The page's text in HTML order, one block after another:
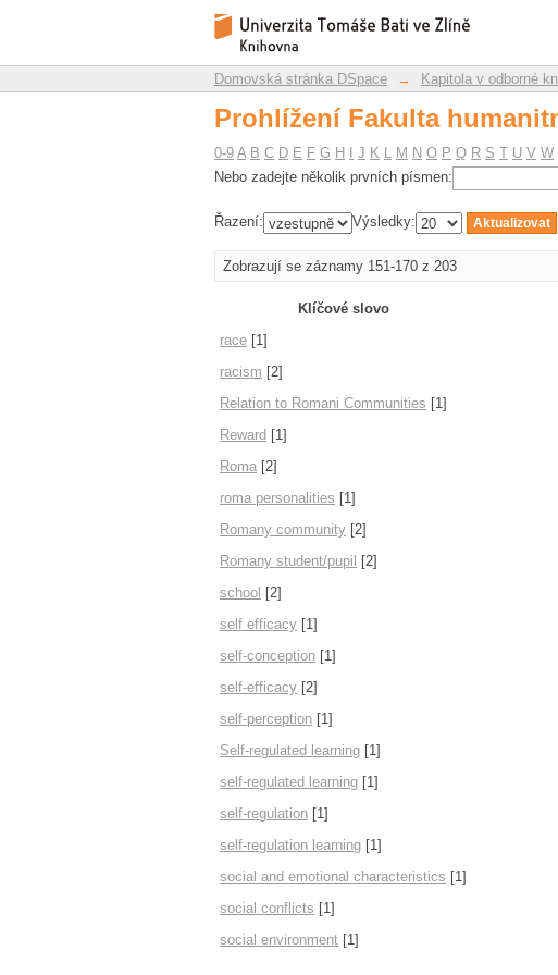
Prohlížení Fakulta
Repozitář DSpace/Manakin
Domovská stránka DSpace → Kapitola v odborné
Prohlížení Fakulta
0-9 A B C D E F G H J K L M N O P Q R S T U V W
Nebo zadejte několik prvních písmen:
Řazení: Výsledky:
Zobrazují se záznamy 151-170 z 203
Klíčové slovo
race [1]
racism [2]
Relation to Romani Communities [1]
Reward [1]
Roma [2]
roma personalities [1]
Romany community [2]
Romany student/pupil
[2]
school [2]
self efficacy [1]
self-conception [1]
self-efficacy [2]
self-perception [1]
Self-regulated learning [1]
self-regulated learning [1]
self-regulation [1]
self-regulation learning [1]
social and emotional characteristics [1]
social conflicts [1]
social environment [1]